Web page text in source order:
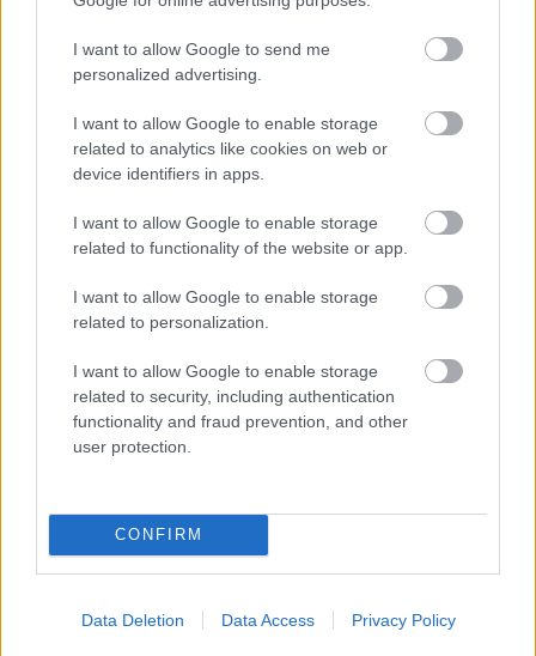
I want to allow Google to send me
personalized advertising.
I want to allow Google to enable storage
related to analytics like cookies on web or
device identifiers in apps.
I want to allow Google to enable storage
related to functionality of the website or app.
I want to allow Google to enable storage
related to personalization.
I want to allow Google to enable storage
related to security, including authentication
functionality and fraud prevention, and other
user protection.
CONFIRM
Data Deletion Data Access Privacy Policy
szezon első hét versenyén négy dobogót és egy
egyáltalán nem állhatott fel a pódiumra.
fejlesztésekkel. Lewis egyértelműen sokkal jobban
érzi magát az új generációs autókban, mint az
elmúlt évek földhatású gépeiben.” - idézi az
. „Az egész paddockot lenyűgözi, amit
a Ferrari folyamatosan hoz, és ahogyan
dolgoznak” – fogalmazott Brundle.
Egyszerűen jobban fejleszt a Ferrari
A Ferrarinál hosszú ideje visszatérő kritika volt az
idény közbeni fejlesztések hatékonysága,